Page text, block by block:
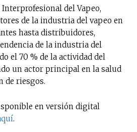
de las
nuestro boletín diario y
noticias del vapeo y la
Interprofesional del Vapeo,
de la industria del vapeo en
hasta distribuidores,
de la industria del
el 70 % de la actividad del
un actor principal en la salud
de riesgos.
en versión digital
.